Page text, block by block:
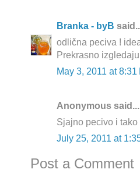
Branka - byB
odlična peciva !
Prekrasno izgledaju
May 3, 2011 at 8:31
Anonymous said...
Sjajno pecivo i
July 25, 2011 at
Post a Comment